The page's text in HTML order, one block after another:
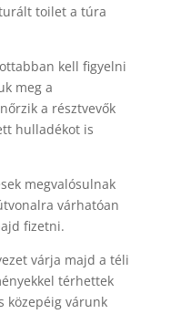
toilet a túra
kell figyelni
meg a
a résztvevők
hulladékot is
megvalósulnak
várhatóan
fizetni.
várja majd a téli
térhettek
közepéig várunk